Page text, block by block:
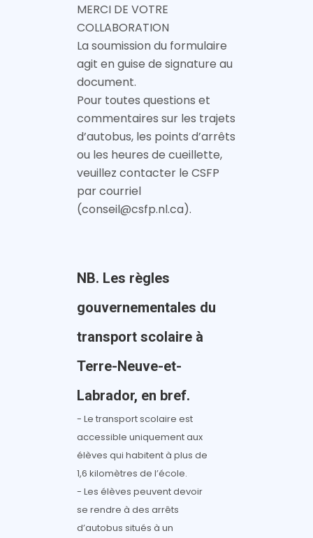
MERCI DE VOTRE
COLLABORATION
La soumission du formulaire
agit en guise de signature au
document.
Pour toutes questions et
commentaires sur les trajets
d’autobus, les points d’arrêts
ou les heures de cueillette,
veuillez contacter le CSFP
par courriel
(conseil@csfp.nl.ca).
NB. Les règles
gouvernementales du
transport scolaire à
Terre-Neuve-et-
Labrador, en bref.
- Le transport scolaire est
accessible uniquement aux
élèves qui habitent à plus de
1,6 kilomètres de l’école.
- Les élèves peuvent devoir
se rendre à des arrêts
d’autobus situés à un